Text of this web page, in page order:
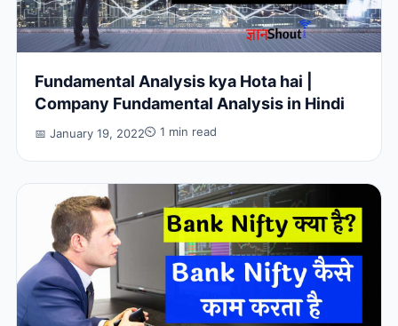
Fundamental Analysis kya Hota hai |
Company Fundamental Analysis in Hindi
📅 January 19, 2022⏲ 1 min read